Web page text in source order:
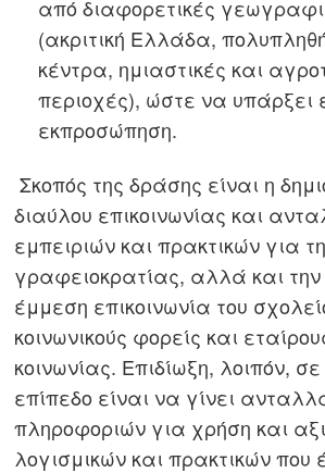
από διαφορετικές
(ακριτική Ελλάδα,
κέντρα, ημιαστικές και
περιοχές), ώστε να υπάρξει
εκπροσώπηση.
Σκοπός της δράσης είναι η
διαύλου επικοινωνίας και
εμπειριών και πρακτικών για
γραφειοκρατίας, αλλά και
έμμεση επικοινωνία του
κοινωνικούς φορείς και
κοινωνίας. Επιδίωξη, λοιπόν, σε
επίπεδο είναι να γίνει
πληροφοριών για χρήση και
λογισμικών και πρακτικών